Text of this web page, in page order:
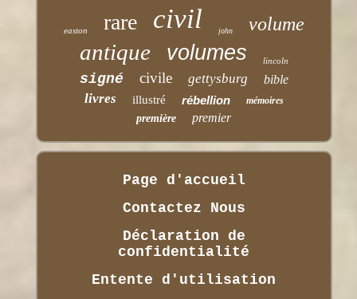
easton rare civil john volume
antique volumes lincoln
signé civile gettysburg bible
livres illustré rébellion mémoires
première premier
Page d'accueil
Contactez Nous
Déclaration de
confidentialité
Entente d'utilisation